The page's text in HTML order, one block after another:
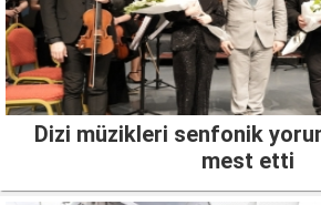
Dizi müzikleri senfonik
mest etti